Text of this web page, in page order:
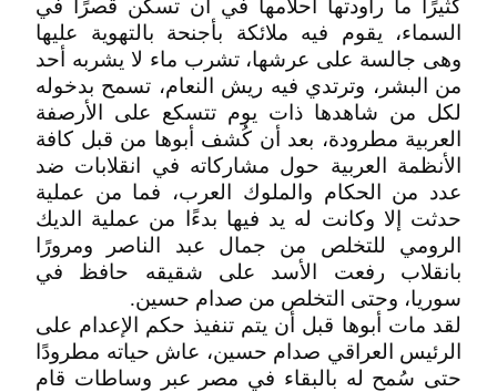
كثيرًا ما راودتها أحلامها في أن تسكن قصرًا في
السماء، يقوم فيه ملائكة بأجنحة بالتهوية عليها
وهى جالسة على عرشها، تشرب ماء لا يشربه أحد
من البشر، وترتدي فيه ريش النعام، تسمح بدخوله
لكل من شاهدها ذات يوم تتسكع على الأرصفة
العربية مطرودة، بعد أن كُشف أبوها من قبل كافة
الأنظمة العربية حول مشاركاته في انقلابات ضد
عدد من الحكام والملوك العرب، فما من عملية
حدثت إلا وكانت له يد فيها بدءًا من عملية الديك
الرومي للتخلص من جمال عبد الناصر ومرورًا
بانقلاب رفعت الأسد على شقيقه حافظ في
سوريا، وحتى التخلص من صدام حسين.
لقد مات أبوها قبل أن يتم تنفيذ حكم الإعدام على
الرئيس العراقي صدام حسين، عاش حياته مطرودًا
حتى سُمح له بالبقاء في مصر عبر وساطات قام